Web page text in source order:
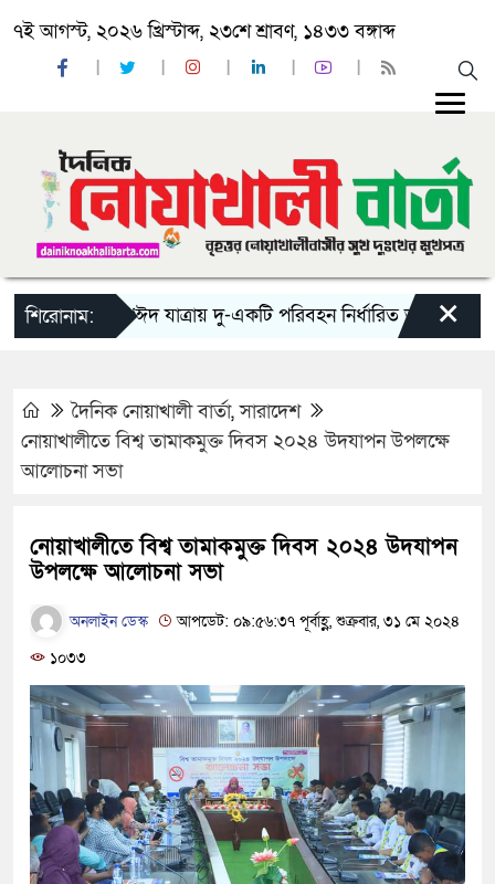
৭ই আগস্ট, ২০২৬ খ্রিস্টাব্দ, ২৩শে শ্রাবণ, ১৪৩৩ বঙ্গাব্দ
শিরোনাম:‘ঈদ যাত্রায় দু-একটি পরিবহন নির্ধারিত ভাড়ার চেয়েও কম
×
দৈনিক নোয়াখালী বার্তা,সারাদেশ
নোয়াখালীতে বিশ্ব তামাকমুক্ত দিবস ২০২৪ উদযাপন উপলক্ষে
আলোচনা সভা
নোয়াখালীতে বিশ্ব তামাকমুক্ত দিবস ২০২৪ উদযাপন
উপলক্ষে আলোচনা সভা
অনলাইন ডেস্ক
আপডেট: ০৯:৫৬:৩৭ পূর্বাহ্ণ, শুক্রবার, ৩১ মে ২০২৪
১০৩৩